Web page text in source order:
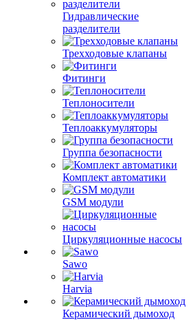
Гидравлические
разделители
Трехходовые клапаны
Фитинги
Теплоносители
Теплоаккумуляторы
Группа безопасности
Комплект автоматики
GSM модули
Циркуляционные насосы
Sawo
Harvia
Керамический дымоход